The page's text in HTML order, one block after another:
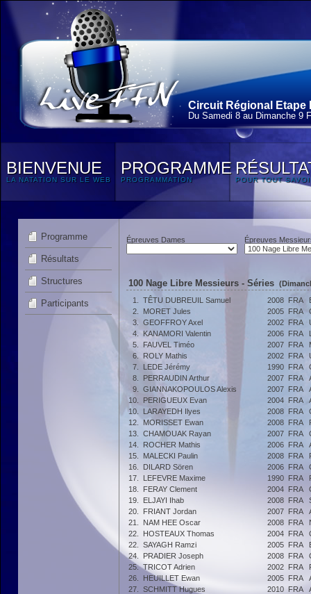
Circuit Régional Etape
Du Samedi 8 au Dimanche 9
BIENVENUE
LA NATATION SUR LE WEB
PROGRAMME
PROGRAMMATION POUR TOUT
Programme
Résultats
Structures
Participants
Épreuves Dames Épreuves
100 Nage Libre Messieurs - Séries
1.
TÊTU DUBREUIL Samuel 2008 FRA
2.
MORET Jules 2005 FRA
3.
GEOFFROY Axel 2002 FRA
4.
KANAMORI Valentin 2006 FRA
5.
FAUVEL Timéo 2007 FRA
6.
ROLY Mathis 2002 FRA
7.
LEDE Jérémy 1990 FRA
8.
PERRAUDIN Arthur 2007 FRA
9.
GIANNAKOPOULOS Alexis 2007 FRA
10.
PERIGUEUX Evan 2004 FRA
10.
LARAYEDH Ilyes 2008 FRA
12.
MORISSET Ewan 2008 FRA
13.
CHAMOUAK Rayan 2007 FRA
14.
ROCHER Mathis 2006 FRA
15.
MALECKI Paulin 2008 FRA
16.
DILARD Sören 2006 FRA
17.
LEFEVRE Maxime 1990 FRA
18.
FERAY Clement 2004 FRA
19.
ELJAYI Ihab 2008 FRA
20.
FRIANT Jordan 2007 FRA
21.
NAM HEE Oscar 2008 FRA
22.
HOSTEAUX Thomas 2004 FRA
22.
SAYAGH Ramzi 2005 FRA
24.
PRADIER Joseph 2008 FRA
25. TRICOT Adrien 2002 FRA
26.
HEUILLET Ewan 2005 FRA
27.
SCHMITT Hugues 2010 FRA